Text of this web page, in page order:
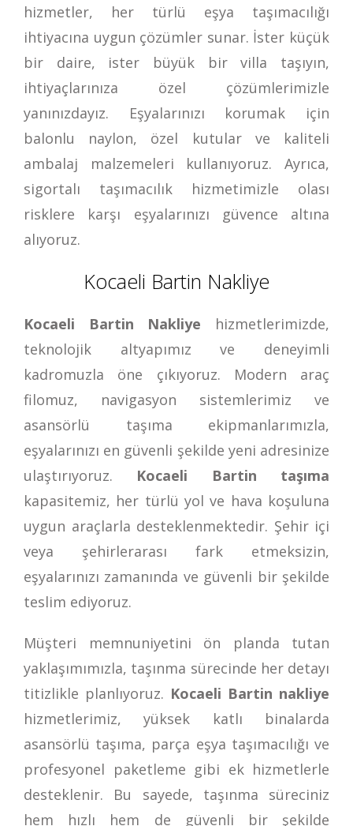
hizmetler, her türlü eşya taşımacılığı
ihtiyacına uygun çözümler sunar. İster küçük
bir daire, ister büyük bir villa taşıyın,
ihtiyaçlarınıza özel çözümlerimizle
yanınızdayız. Eşyalarınızı korumak için
balonlu naylon, özel kutular ve kaliteli
ambalaj malzemeleri kullanıyoruz. Ayrıca,
sigortalı taşımacılık hizmetimizle olası
risklere karşı eşyalarınızı güvence altına
alıyoruz.
Kocaeli Bartin Nakliye
Kocaeli Bartin Nakliye hizmetlerimizde,
teknolojik altyapımız ve deneyimli
kadromuzla öne çıkıyoruz. Modern araç
filomuz, navigasyon sistemlerimiz ve
asansörlü taşıma ekipmanlarımızla,
eşyalarınızı en güvenli şekilde yeni adresinize
ulaştırıyoruz. Kocaeli Bartin taşıma
kapasitemiz, her türlü yol ve hava koşuluna
uygun araçlarla desteklenmektedir. Şehir içi
veya şehirlerarası fark etmeksizin,
eşyalarınızı zamanında ve güvenli bir şekilde
teslim ediyoruz.
Müşteri memnuniyetini ön planda tutan
yaklaşımımızla, taşınma sürecinde her detayı
titizlikle planlıyoruz. Kocaeli Bartin nakliye
hizmetlerimiz, yüksek katlı binalarda
asansörlü taşıma, parça eşya taşımacılığı ve
profesyonel paketleme gibi ek hizmetlerle
desteklenir. Bu sayede, taşınma süreciniz
hem hızlı hem de güvenli bir şekilde